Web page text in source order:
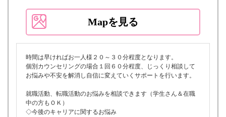
Mapを見る
時間は早ければお一人様２０～３０分程度となります。
個別カウンセリングの場合１回６０分程度、じっくり相談して
お悩みや不安を解消し自信に変えていくサポートを行います。
就職活動、転職活動のお悩みを相談できます（学生さん＆在職
中の方もＯＫ）
◇今後のキャリアに関するお悩み